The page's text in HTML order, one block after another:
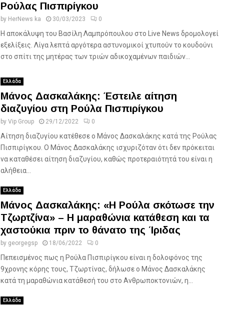
Ρούλας Πισπιρίγκου
by HerNews ka 30/03/2023 0
Η αποκάλυψη του Βασίλη Λαμπρόπουλου στο Live News δρομολογεί
εξελίξεις. Λίγα λεπτά αργότερα αστυνομικοί χτυπούν το κουδούνι
στο σπίτι της μητέρας των τριών αδικοχαμένων παιδιών...
Ελλάδα
Μάνος Δασκαλάκης: Έστειλε αίτηση
διαζυγίου στη Ρούλα Πισπιρίγκου
by Vip Group 29/12/2022 0
Αίτηση διαζυγίου κατέθεσε ο Μάνος Δασκαλάκης κατά της Ρούλας
Πισπιρίγκου. Ο Μάνος Δασκαλάκης ισχυριζόταν ότι δεν πρόκειται
να καταθέσει αίτηση διαζυγίου, καθώς προτεραιότητά του είναι η
αλήθεια...
Ελλάδα
Μάνος Δασκαλάκης: «Η Ρούλα σκότωσε την
Τζωρτζίνα» – Η μαραθώνια κατάθεση και τα
χαστούκια πριν το θάνατο της Ίριδας
by georgegsp 18/06/2022 0
Πεπεισμένος πως η Ρούλα Πισπιρίγκου είναι η δολοφόνος της
9χρονης κόρης τους, Τζωρτίνας, δήλωσε ο Μάνος Δασκαλάκης
κατά τη μαραθώνια κατάθεσή του στο Ανθρωποκτονιών, η...
Ελλάδα